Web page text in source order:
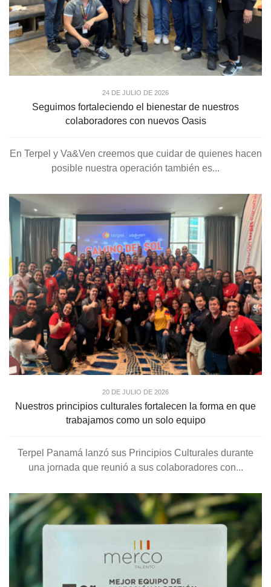
24 DE JULIO DE 2026
Seguimos fortaleciendo el bienestar de nuestros
colaboradores con nuevos Oasis
En Terpel y Va&Ven creemos que cuidar de quienes hacen
posible nuestra operación también es...
20 DE JULIO DE 2026
Nuestros principios culturales fortalecen la forma en que
trabajamos como un solo equipo
Terpel Panamá lanzó sus Principios Culturales durante
una jornada que reunió a sus colaboradores con...